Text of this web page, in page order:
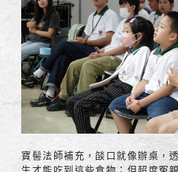
寶髻法師補充，燄口就像辦桌，
生才能吃到這些食物；但超度冤